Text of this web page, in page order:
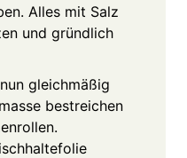
Alles mit Salz
und gründlich
gleichmäßig
bestreichen